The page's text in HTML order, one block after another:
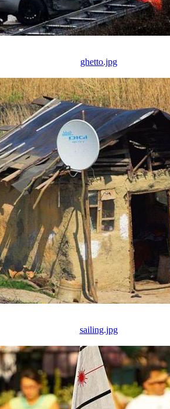
ghetto.jpg
sailing.jpg